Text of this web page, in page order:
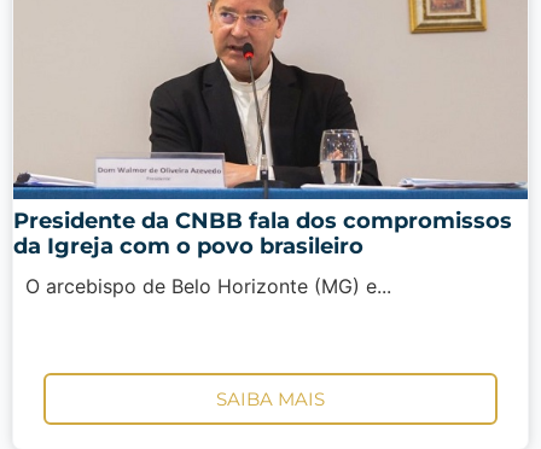
Presidente da CNBB fala dos compromissos
da Igreja com o povo brasileiro
O arcebispo de Belo Horizonte (MG) e...
SAIBA MAIS